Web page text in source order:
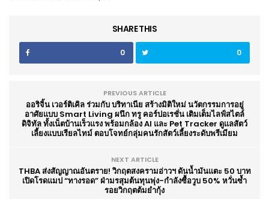
SHARE THIS
0 0
PREVIOUS ARTICLE
ออริจิ้น เวอร์ติเคิล ร่วมกับ บริทาเนีย สร้างมิติใหม่ นวัตกรรมการอยู่
อาศัยแบบ Smart Living ผนึก ทรู คอร์ปอเรชั่น เติมเต็มไลฟ์สไตล์
ดิจิทัล ทั้งเน็ตบ้านเร็วแรง พร้อมกล้อง AI และ Pet Tracker ดูแลสัตว์
เลี้ยงแบบเรียลไทม์ ตอบโจทย์กลุ่มคนรักสัตว์เลี้ยงระดับพรีเมียม
NEXT ARTICLE
THBA ส่งสัญญาณอันตราย! วิกฤตสงครามอ่าวฯ ดันน้ำมันแตะ 50 บาท
เปิดโรดแมป “ทางรอด” ฝ่ามรสุมต้นทุนพุ่ง-กำลังซื้อวูบ 50% หวั่นซ้ำ
รอยวิกฤตต้มยำกุ้ง